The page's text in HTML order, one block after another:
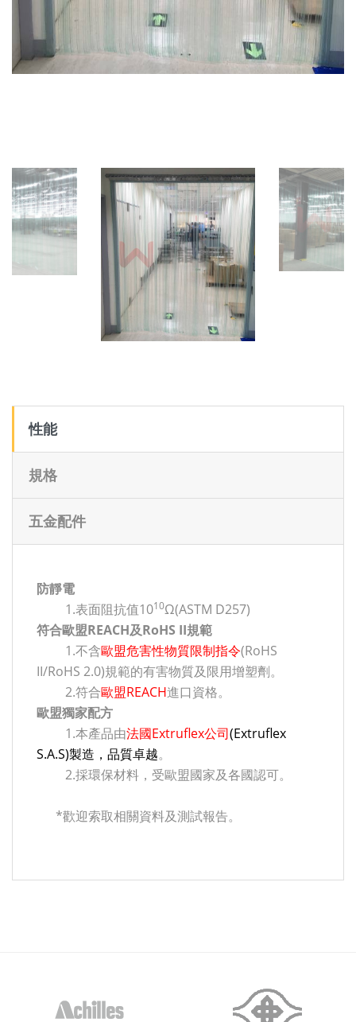
性能
規格
五金配件
防靜電
1.表面阻抗值1010Ω(ASTM D257)
符合歐盟REACH及RoHS II規範
1.不含歐盟危害性物質限制指令(RoHS
II/RoHS 2.0)規範的有害物質及限用增塑劑。
2.符合歐盟REACH進口資格。
歐盟獨家配方
1.本產品由法國Extruflex公司(Extruflex
S.A.S)製造，品質卓越。
2.採環保材料，受歐盟國家及各國認可。
*歡迎索取相關資料及測試報告。